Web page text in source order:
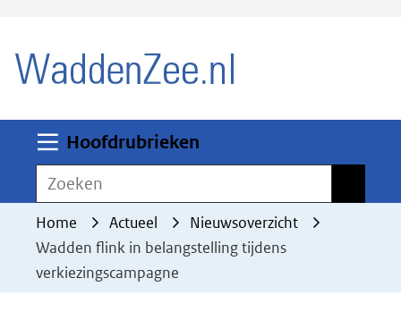
deze
worden
toegestaan
geweigerd.
Hoofdrubrieken
Zoeken
Home Actueel
Nieuwsoverzicht
Wadden flink in belangstelling tijdens
verkiezingscampagne